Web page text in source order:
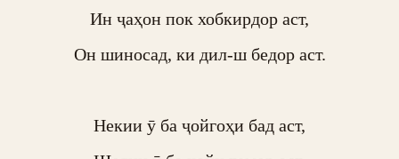
Ин ҷаҳон пок хобкирдор аст,
Он шиносад, ки дил-ш бедор аст.
Некии ӯ ба ҷойгоҳи бад аст,